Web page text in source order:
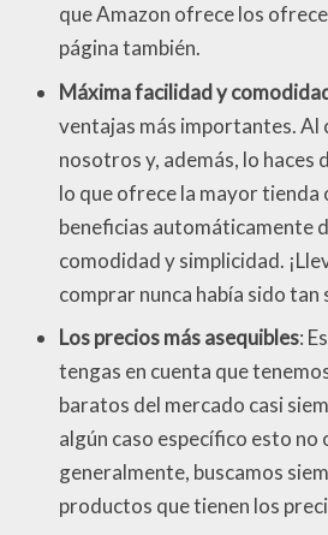
que Amazon ofrece los
página también.
Máxima facilidad y
ventajas más importantes. Al
nosotros y, además, lo
lo que ofrece la mayor tienda
beneficias automáticamente
comodidad y simplicidad.
comprar nunca había sido tan
Los precios más asequibles:
tengas en cuenta que
baratos del mercado casi
algún caso específico esto no
generalmente, buscamos
productos que tienen los